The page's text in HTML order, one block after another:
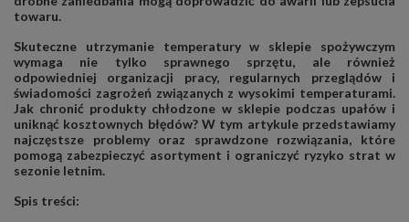
towaru.
Skuteczne utrzymanie temperatury w sklepie spożywczym
wymaga nie tylko sprawnego sprzętu, ale również
odpowiedniej organizacji pracy, regularnych przeglądów i
świadomości zagrożeń związanych z wysokimi temperaturami.
Jak chronić produkty chłodzone w sklepie podczas upałów i
uniknąć kosztownych błędów? W tym artykule przedstawiamy
najczęstsze problemy oraz sprawdzone rozwiązania, które
pomogą zabezpieczyć asortyment i ograniczyć ryzyko strat w
sezonie letnim.
Spis treści: